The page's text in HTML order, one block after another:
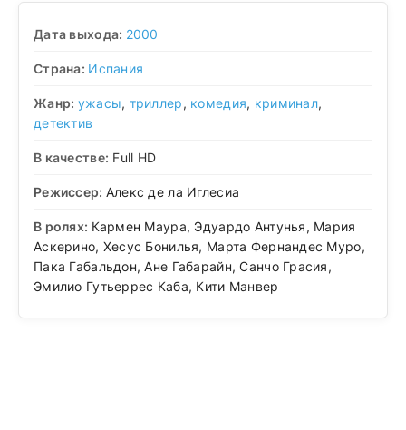
Дата выхода: 2000
Страна: Испания
Жанр: ужасы, триллер, комедия, криминал,
детектив
В качестве: Full HD
Режиссер: Алекс де ла Иглесиа
В ролях: Кармен Маура, Эдуардо Антунья, Мария
Аскерино, Хесус Бонилья, Марта Фернандес Муро,
Пака Габальдон, Ане Габарайн, Санчо Грасия,
Эмилио Гутьеррес Каба, Кити Манвер